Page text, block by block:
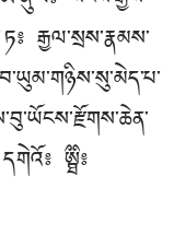
རྒྱལ་སྲས་རྣམས་
དགེའོ༔ ཨྠིྀ༔